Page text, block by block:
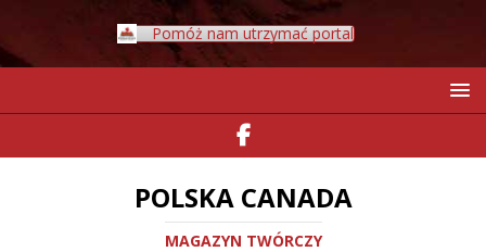
Pomóż nam utrzymać portal
POLSKA CANADA
MAGAZYN TWÓRCZY